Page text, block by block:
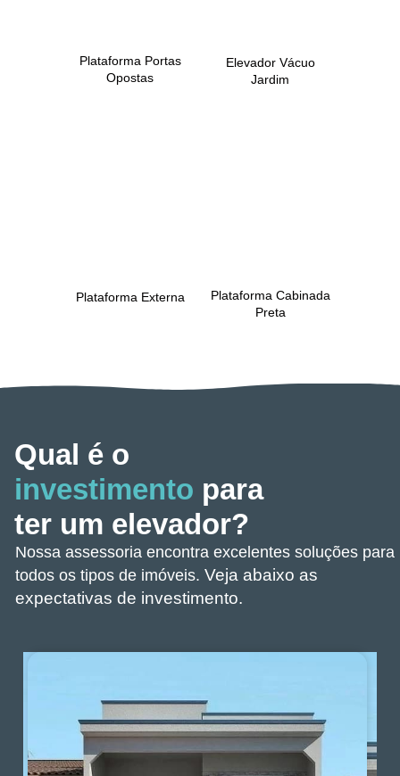
Plataforma Portas
Opostas
Elevador Vácuo
Jardim
Plataforma Externa
Plataforma Cabinada
Preta
Qual é o
investimento para
ter um elevador?
Nossa assessoria encontra excelentes soluções para
todos os tipos de imóveis. Veja abaixo as
expectativas de investimento.